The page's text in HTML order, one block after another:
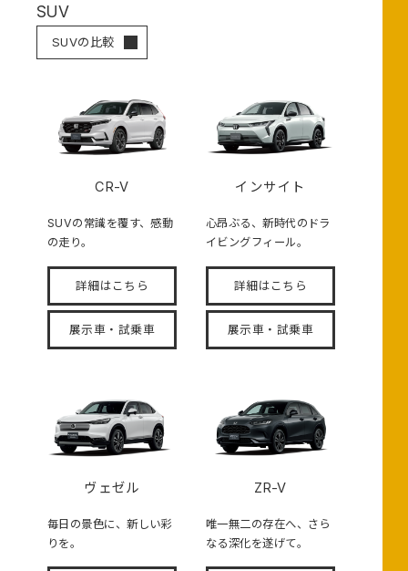
SUV
SUVの比較
CR-V
SUVの常識を覆す、感動
の走り。
詳細はこちら
展示車・試乗車
インサイト
心昂ぶる、新時代のドラ
イビングフィール。
詳細はこちら
展示車・試乗車
ヴェゼル
毎日の景色に、新しい彩
りを。
ZR-V
唯一無二の存在へ、さら
なる深化を遂げて。